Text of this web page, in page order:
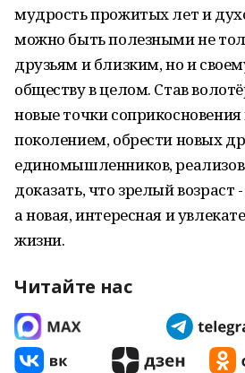
мудрость прожитых лет и
можно быть полезными не
друзьям и близким, но и
обществу в целом. Став
новые точки
поколением, обрести новых
единомышленников,
доказать, что зрелый возраст
а новая, интересная и
жизни.
Читайте нас